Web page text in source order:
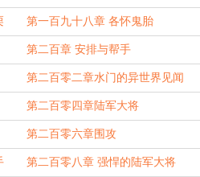
第一百九十八章 各怀鬼胎
第二百章 安排与帮手
第二百零二章水门的异世界见闻
第二百零四章陆军大将
第二百零六章围攻
第二百零八章 强悍的陆军大将